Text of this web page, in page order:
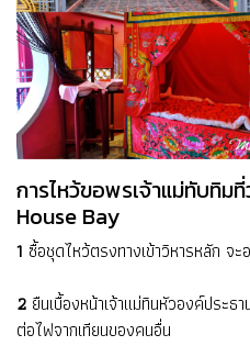
การไหว้ขอพรเจ้าแม่ทับทิม
House Bay
1 ซื้อชุดไหว้ตรงทางเข้าวิหารหลัก จะ
2 ยืนเบื้องหน้าเจ้าแม่ทินหัวองค์ประ
ต่อไฟจากเทียนของคนอื่น